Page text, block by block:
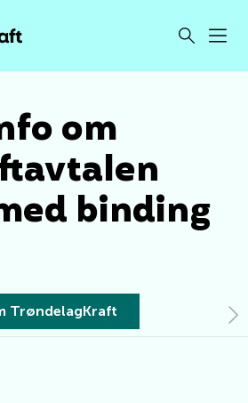
om
binding
TrøndelagKraft